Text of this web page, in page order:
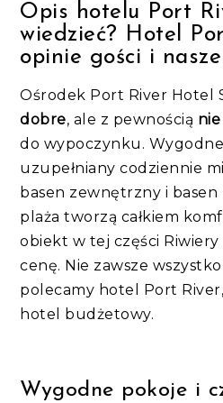
Opis hotelu Port
wiedzieć? Hotel
opinie gości i
Ośrodek Port River Hotel
dobre, ale z pewnością
do wypoczynku.
uzupełniany codziennie
basen zewnętrzny i
plaża tworzą całkiem
obiekt w tej części
cenę. Nie zawsze
polecamy hotel Port
hotel budżetowy.
Wygodne pokoje i